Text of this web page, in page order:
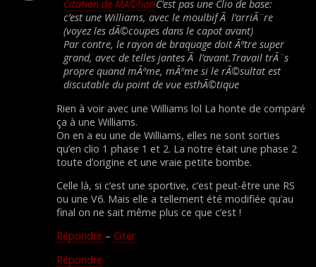
Citation de MÃ©hariC’est pas une Clio de base:
c’est une Williams, avec le moulbif Ã l’arriÃ¨re
(voyez les dÃ©coupes dans le capot avant)
Par contre, le rayon de braquage doit Ãªtre super
grand, avec de telles jantes Ã l’avant.Travail trÃ¨s
propre quand mÃªme, mÃªme si le rÃ©sultat est
discutable du point de vue esthÃ©tique
Rien à voir avec une Williams lol La honte de comparé
ça à une Williams.
On en a eu une de Williams, elles ne sont sorties
qu’en clio 1 phase 1 et 2. La notre était une phase 2
toute d’origine et une vraie petite bombe.
Celle là, si c’est une sportive, c’est peut-être une RS
ou une V6. Mais elle a tellement été modifiée qu’au
final on ne sait même plus ce que c’est !
Répondre – Citer
Répondre